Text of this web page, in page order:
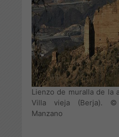
Lienzo de muralla de la
Villa vieja (Berja). ©
Manzano